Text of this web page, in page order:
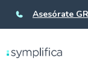
Asesórate